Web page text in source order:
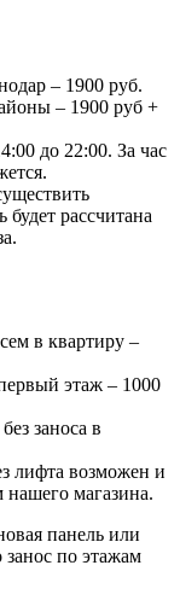
– 1900 руб.
– 1900 руб +
до 22:00. За час
рассчитана
в квартиру –
этаж – 1000
заноса в
лифта возможен и
нашего магазина.
панель или
по этажам